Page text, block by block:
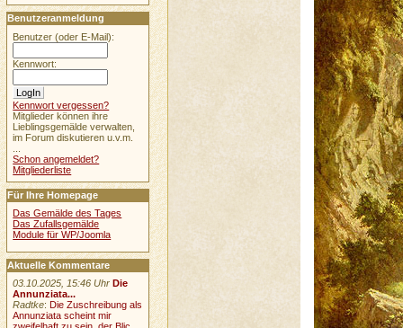
Benutzeranmeldung
Benutzer (oder E-Mail):
Kennwort:
Kennwort vergessen?
Mitglieder können ihre
Lieblingsgemälde verwalten,
im Forum diskutieren u.v.m.
Schon angemeldet?
Mitgliederliste
Für Ihre Homepage
Das Gemälde des Tages
Das Zufallsgemälde
Module für WP/Joomla
Aktuelle Kommentare
03.10.2025, 15:46 Uhr Die
Annunziata...
Radtke: Die Zuschreibung als
Annunziata scheint mir